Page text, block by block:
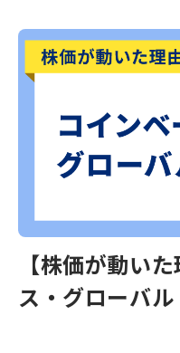
【株価が動い
ス・グローバル